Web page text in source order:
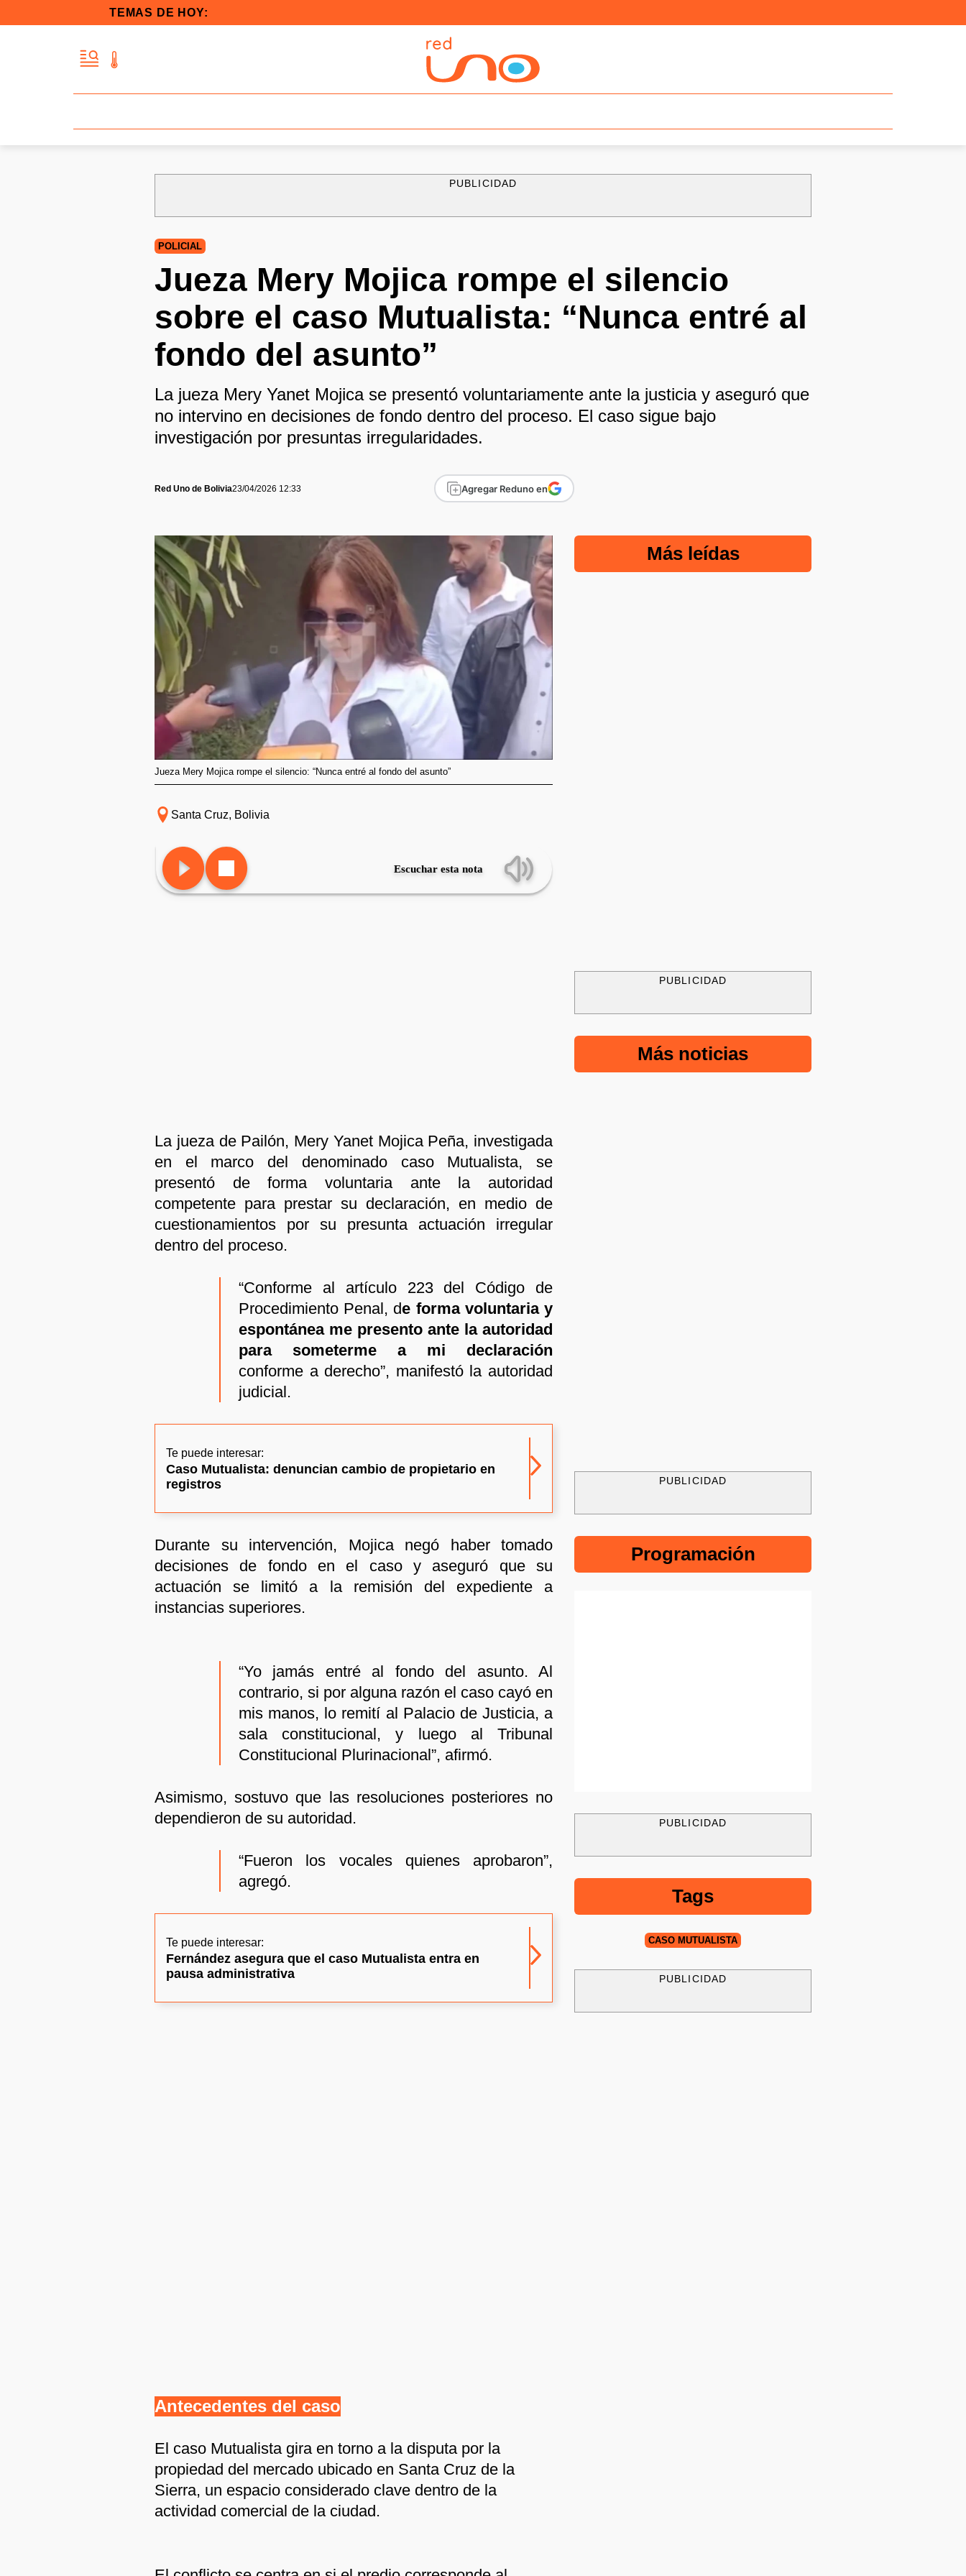
TEMAS DE HOY:
PUBLICIDAD
POLICIAL
Jueza Mery Mojica rompe el silencio
sobre el caso Mutualista: “Nunca entré al
fondo del asunto”
La jueza Mery Yanet Mojica se presentó voluntariamente ante la justicia y aseguró que
no intervino en decisiones de fondo dentro del proceso. El caso sigue bajo
investigación por presuntas irregularidades.
Red Uno de Bolivia23/04/2026 12:33 Agregar Reduno en
Jueza Mery Mojica rompe el silencio: “Nunca entré al fondo del asunto”
Santa Cruz, Bolivia
Escuchar esta nota
La jueza de Pailón, Mery Yanet Mojica Peña, investigada
en el marco del denominado caso Mutualista, se
presentó de forma voluntaria ante la autoridad
competente para prestar su declaración, en medio de
cuestionamientos por su presunta actuación irregular
dentro del proceso.
“Conforme al artículo 223 del Código de
Procedimiento Penal, de forma voluntaria y
espontánea me presento ante la autoridad
para someterme a mi declaración
conforme a derecho”, manifestó la autoridad
judicial.
Te puede interesar:
Caso Mutualista: denuncian cambio de propietario en
registros
Durante su intervención, Mojica negó haber tomado
decisiones de fondo en el caso y aseguró que su
actuación se limitó a la remisión del expediente a
instancias superiores.
“Yo jamás entré al fondo del asunto. Al
contrario, si por alguna razón el caso cayó en
mis manos, lo remití al Palacio de Justicia, a
sala constitucional, y luego al Tribunal
Constitucional Plurinacional”, afirmó.
Asimismo, sostuvo que las resoluciones posteriores no
dependieron de su autoridad.
“Fueron los vocales quienes aprobaron”,
agregó.
Te puede interesar:
Fernández asegura que el caso Mutualista entra en
pausa administrativa
Antecedentes del caso
El caso Mutualista gira en torno a la disputa por la
propiedad del mercado ubicado en Santa Cruz de la
Sierra, un espacio considerado clave dentro de la
actividad comercial de la ciudad.
Más leídas
PUBLICIDAD
Más noticias
PUBLICIDAD
Programación
PUBLICIDAD
Tags
CASO MUTUALISTA
PUBLICIDAD